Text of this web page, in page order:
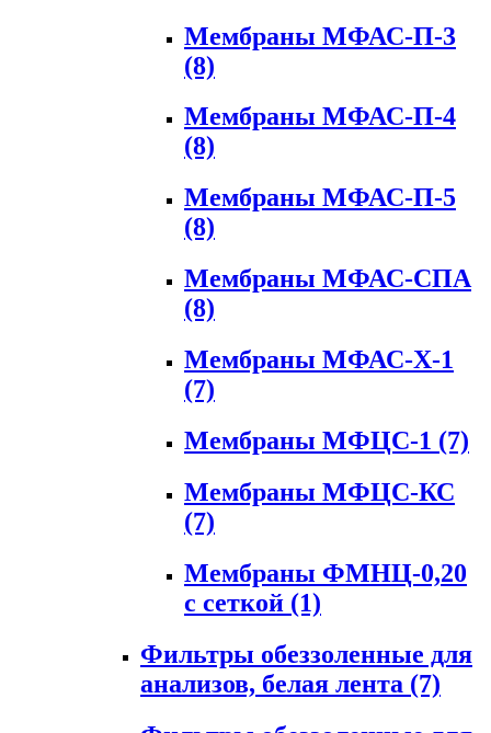
Мембраны МФАС-П-3
(8)
Мембраны МФАС-П-4
(8)
Мембраны МФАС-П-5
(8)
Мембраны МФАС-СПА
(8)
Мембраны МФАС-Х-1
(7)
Мембраны МФЦС-1 (7)
Мембраны МФЦС-КС
(7)
Мембраны ФМНЦ-0,20
с сеткой (1)
Фильтры обеззоленные для
анализов, белая лента (7)